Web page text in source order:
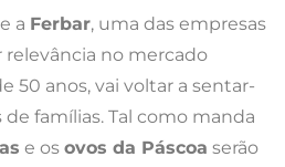
a Ferbar, uma das empresas
no mercado
50 anos, vai voltar a sentar-
famílias. Tal como manda
e os ovos da Páscoa serão